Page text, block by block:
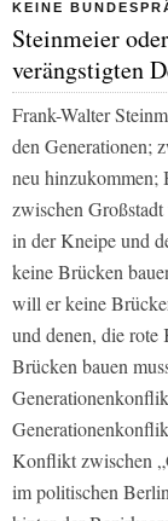
KEINE
Steinmeier
verängstigten
Frank-Walter
den Generationen;
neu hinzukommen;
zwischen
in der Kneipe und
keine Brücken
will er keine
und denen, die rote
Brücken bauen
Konflikt zwischen
im politischen